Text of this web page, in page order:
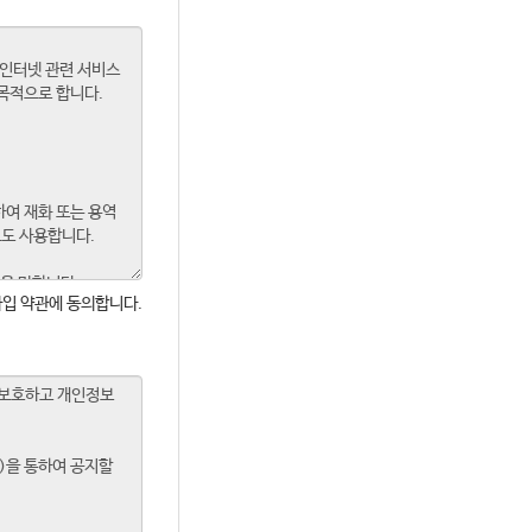
약관에 동의합니다.